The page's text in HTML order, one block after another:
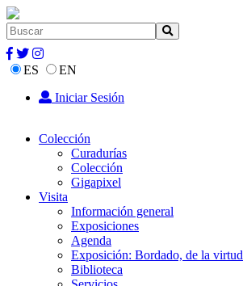
ES
EN
Iniciar Sesión
Colección
Curadurías
Colección
Gigapixel
Visita
Información general
Exposiciones
Agenda
Exposición: Bordado, de la virtud
Biblioteca